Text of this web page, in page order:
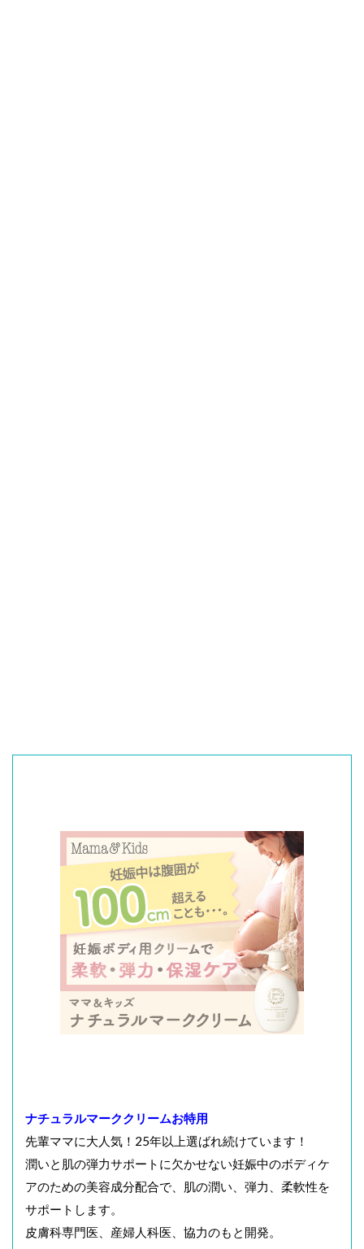
ナチュラルマーククリームお特用
先輩ママに大人気！25年以上選ばれ続けています！
潤いと肌の弾力サポートに欠かせない妊娠中のボディケ
アのための美容成分配合で、肌の潤い、弾力、柔軟性を
サポートします。
皮膚科専門医、産婦人科医、協力のもと開発。